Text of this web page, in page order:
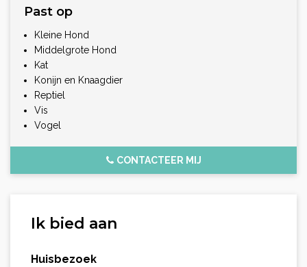
Past op
Kleine Hond
Middelgrote Hond
Kat
Konijn en Knaagdier
Reptiel
Vis
Vogel
CONTACTEER MIJ
Ik bied aan
Huisbezoek